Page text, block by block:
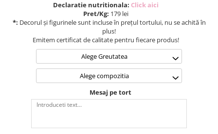
Declaratie nutritionala: Click aici
Pret/Kg: 179 lei
*: Decorul și figurinele sunt incluse în prețul tortului, nu se achită în
plus!
Emitem certificat de calitate pentru fiecare produs!
Alege Greutatea
Alege compozitia
Mesaj pe tort